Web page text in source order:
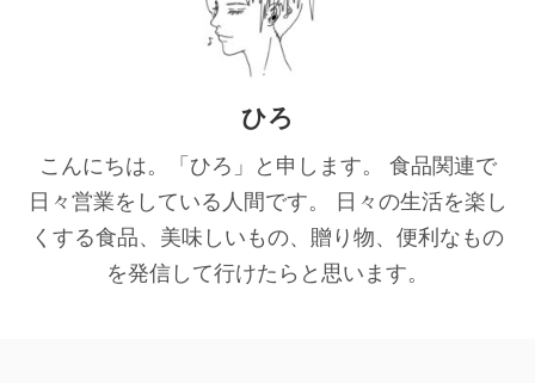
ひろ
こんにちは。「ひろ」と申します。 食品関連で
日々営業をしている人間です。 日々の生活を楽し
くする食品、美味しいもの、贈り物、便利なもの
を発信して行けたらと思います。